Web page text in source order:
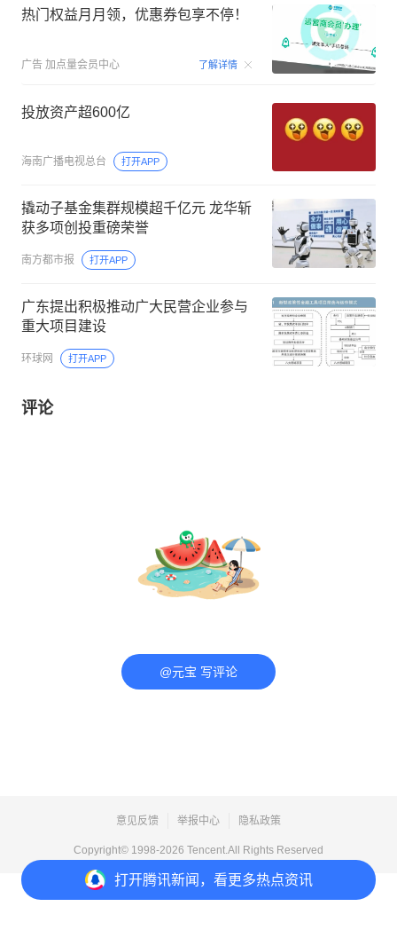
打开腾讯新闻，看更多热点资讯
热门权益月月领，优惠券包享不停！
广告 加点量会员中心 了解详情 00:15
投放资产超600亿
海南广播电视总台 打开APP
撬动子基金集群规模超千亿元 龙华斩
获多项创投重磅荣誉
南方都市报 打开APP
广东提出积极推动广大民营企业参与
重大项目建设
环球网 打开APP
评论
@元宝 写评论
意见反馈 举报中心 隐私政策
Copyright© 1998-2026 Tencent.All Rights Reserved